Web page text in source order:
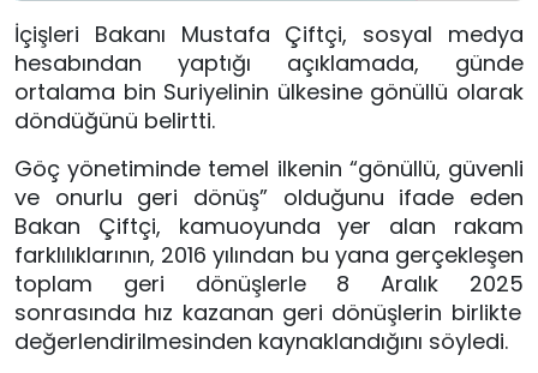
İçişleri Bakanı Mustafa Çiftçi, sosyal medya
hesabından yaptığı açıklamada, günde
ortalama bin Suriyelinin ülkesine gönüllü olarak
döndüğünü belirtti.
Göç yönetiminde temel ilkenin “gönüllü, güvenli
ve onurlu geri dönüş” olduğunu ifade eden
Bakan Çiftçi, kamuoyunda yer alan rakam
farklılıklarının, 2016 yılından bu yana gerçekleşen
toplam geri dönüşlerle 8 Aralık 2025
sonrasında hız kazanan geri dönüşlerin birlikte
değerlendirilmesinden kaynaklandığını söyledi.